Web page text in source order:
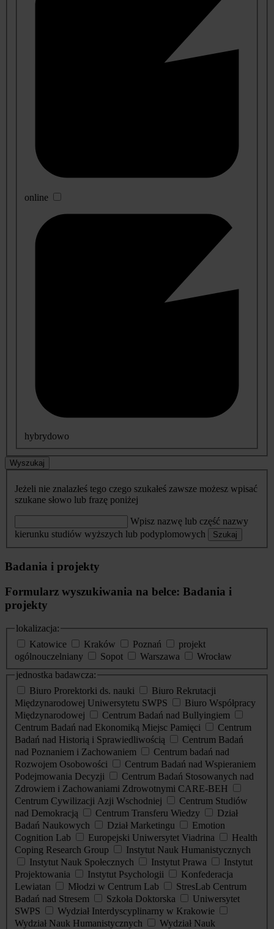
online
hybrydowo
Wyszukaj
Jeżeli nie znalazłeś tego czego szukałeś zawsze możesz wpisać
szukane słowo lub frazę poniżej
Wpisz nazwę lub część nazwy
kierunku studiów wyższych lub podyplomowych
Szukaj
Badania i projekty
Formularz wyszukiwania na belce: Badania i
projekty
lokalizacja:
Katowice
Kraków Poznań
projekt
ogólnouczelniany
Sopot Warszawa
Wrocław
jednostka badawcza:
Biuro Prorektorki ds. nauki
Biuro Rekrutacji
Międzynarodowej Uniwersytetu SWPS
Biuro Współpracy
Międzynarodowej
Centrum Badań nad Bullyingiem
Centrum Badań nad Ekonomiką Miejsc Pamięci
Centrum
Badań nad Historią i Sprawiedliwością
Centrum Badań
nad Poznaniem i Zachowaniem
Centrum badań nad
Rozwojem Osobowości
Centrum Badań nad Wspieraniem
Podejmowania Decyzji
Centrum Badań Stosowanych nad
Zdrowiem i Zachowaniami Zdrowotnymi CARE-BEH
Centrum Cywilizacji Azji Wschodniej
Centrum Studiów
nad Demokracją
Centrum Transferu Wiedzy
Dział
Badań Naukowych
Dział Marketingu
Emotion
Cognition Lab
Europejski Uniwersytet Viadrina
Health
Coping Research Group
Instytut Nauk Humanistycznych
Instytut Nauk Społecznych
Instytut Prawa
Instytut
Projektowania
Instytut Psychologii
Konfederacja
Lewiatan
Młodzi w Centrum Lab
StresLab Centrum
Badań nad Stresem
Szkoła Doktorska
Uniwersytet
SWPS
Wydział Interdyscyplinarny w Krakowie
Wydział Nauk Humanistycznych
Wydział Nauk